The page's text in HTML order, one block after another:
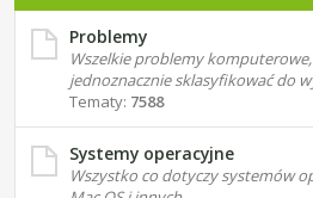
Problemy
Wszelkie problemy
jednoznacznie sklasyfikować do
Tematy: 7588
Systemy operacyjne
Wszystko co dotyczy systemów